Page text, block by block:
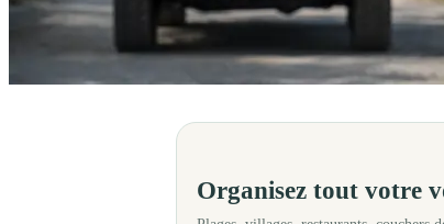
Organisez tout votre